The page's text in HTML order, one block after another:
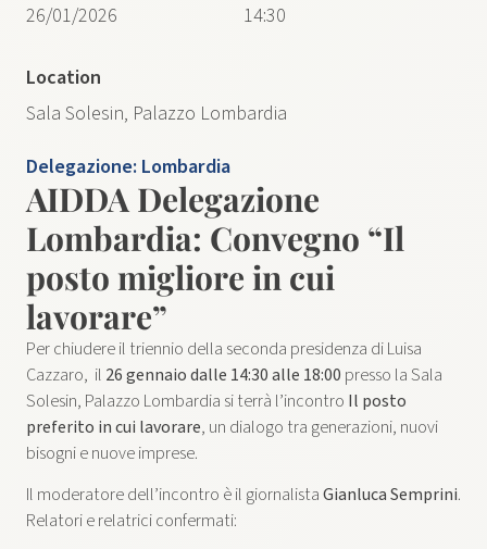
Delegazione: Lombardia
AIDDA Delegazione
Lombardia: Convegno “Il
posto migliore in cui
lavorare”
Per chiudere il triennio della seconda presidenza di Luisa
Cazzaro, il 26 gennaio dalle 14:30 alle 18:00 presso la Sala
Solesin, Palazzo Lombardia si terrà l’incontro Il posto
preferito in cui lavorare, un dialogo tra generazioni, nuovi
bisogni e nuove imprese.
Il moderatore dell’incontro è il giornalistaGianluca Semprini.
Relatori e relatrici confermati:
26/01/2026
14:30
Location
Sala Solesin, Palazzo Lombardia